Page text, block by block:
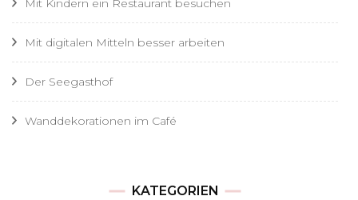
Mit Kindern ein Restaurant besuchen
Mit digitalen Mitteln besser arbeiten
Der Seegasthof
Wanddekorationen im Café
KATEGORIEN